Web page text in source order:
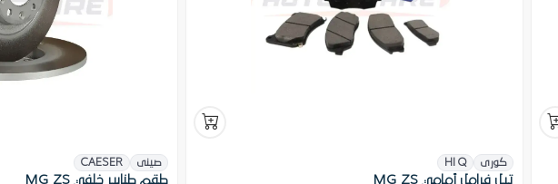
كورى HI Q
تيل فرامل أمامي MG ZS
صينى CAESER
طقم طنابير خلفي MG ZS